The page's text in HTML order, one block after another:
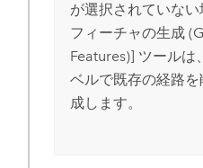
が選択されていない
フィーチャの生成
Features)] ツールは
ベルで既存の経路
成します。